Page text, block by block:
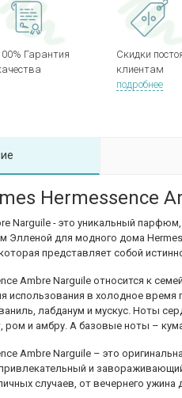
Гарантия
Скидки
клиентам
подробнее
Hermessence
Narguile - это уникальный
для модного дома
представляет собой
Ambre Narguile относится к
использования в холодное время
лабданум и мускус. Ноты
ром и амбру. А базовые ноты –
Ambre Narguile – это
и
случаев, от вечернего ужина